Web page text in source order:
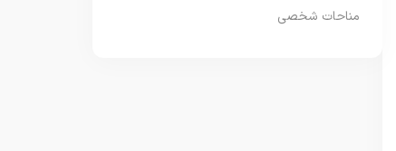
مناحات شخصی